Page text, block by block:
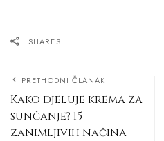
SHARES
PRETHODNI ČLANAK
Kako djeluje krema za
sunčanje? 15
zanimljivih načina